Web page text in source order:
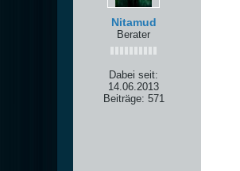
Nitamud
Berater
Dabei seit:
14.06.2013
Beiträge: 571